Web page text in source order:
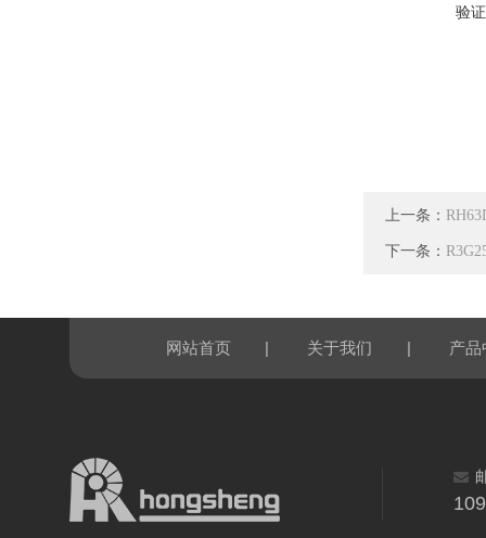
验
上一条：
下一条：
网站首页 | 关于我们 | 产品